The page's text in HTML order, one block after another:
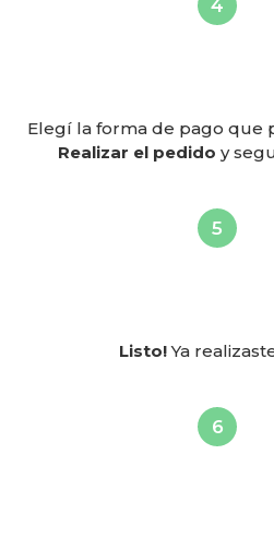
Elegí la forma de pago que
Realizar el pedido y
Listo!Ya